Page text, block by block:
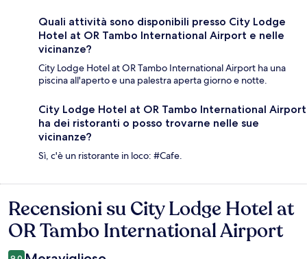
Quali attività sono disponibili presso City Lodge
Hotel at OR Tambo International Airport e nelle
vicinanze?
City Lodge Hotel at OR Tambo International Airport ha una
piscina all'aperto e una palestra aperta giorno e notte.
City Lodge Hotel at OR Tambo International Airport
ha dei ristoranti o posso trovarne nelle sue
vicinanze?
Sì, c'è un ristorante in loco: #Cafe.
Recensioni
Recensioni su City Lodge Hotel at
OR Tambo International Airport